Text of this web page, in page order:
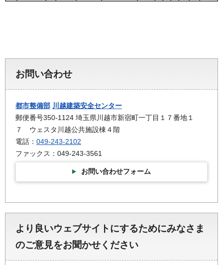
お問い合わせ
都市整備部 川越建築安全センター
郵便番号350-1124 埼玉県川越市新宿町一丁目１７番地１
７ ウェスタ川越公共施設棟４階
電話： 049-243-2102
ファックス：049-243-3561
お問い合わせフォーム
より良いウェブサイトにするためにみなさま
のご意見をお聞かせください